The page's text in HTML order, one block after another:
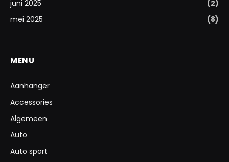
juni 2025
(2)
mei 2025
(8)
MENU
Aanhanger
Accessories
Algemeen
Auto
Auto sport